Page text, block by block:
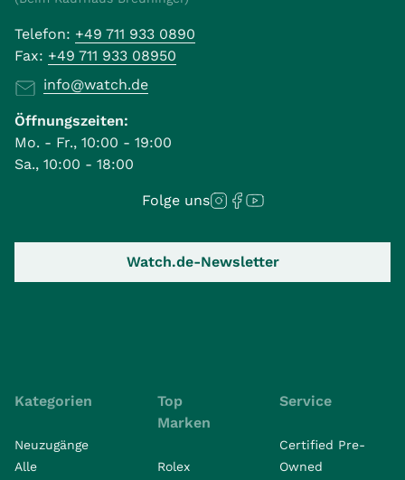
Telefon: +49 711 933 0890
Fax: +49 711 933 08950
info@watch.de
Öffnungszeiten:
Mo. - Fr., 10:00 - 19:00
Sa., 10:00 - 18:00
Folge uns
Watch.de-Newsletter
Kategorien
Neuzugänge
Alle
Top
Marken
Rolex
Service
Certified Pre-
Owned